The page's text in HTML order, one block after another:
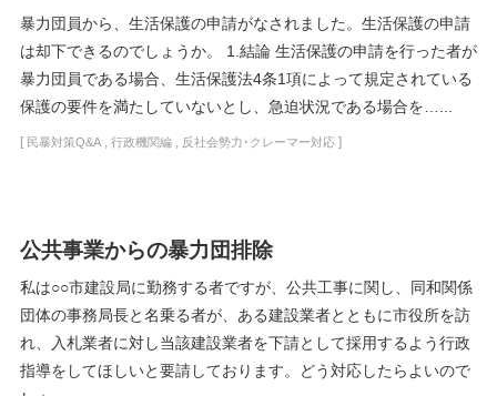
暴力団員から、生活保護の申請がなされました。生活保護の申請
は却下できるのでしょうか。 1.結論 生活保護の申請を行った者が
暴力団員である場合、生活保護法4条1項によって規定されている
保護の要件を満たしていないとし、急迫状況である場合を…...
[ 民暴対策Q&A, 行政機関編, 反社会勢力･クレーマー対応]
公共事業からの暴力団排除
私は○○市建設局に勤務する者ですが、公共工事に関し、同和関係
団体の事務局長と名乗る者が、ある建設業者とともに市役所を訪
れ、入札業者に対し当該建設業者を下請として採用するよう行政
指導をしてほしいと要請しております。どう対応したらよいので